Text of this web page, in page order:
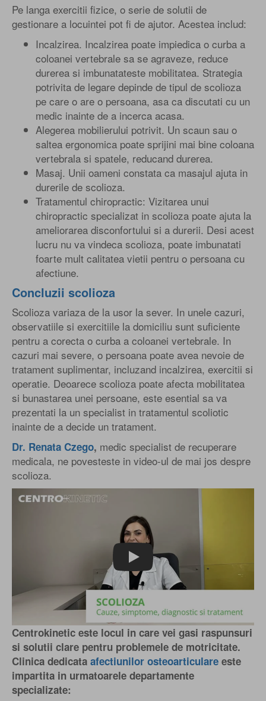
Pe langa exercitii fizice, o serie de solutii de
gestionare a locuintei pot fi de ajutor. Acestea includ:
Incalzirea. Incalzirea poate impiedica o curba a
coloanei vertebrale sa se agraveze, reduce
durerea si imbunatateste mobilitatea. Strategia
potrivita de legare depinde de tipul de scolioza
pe care o are o persoana, asa ca discutati cu un
medic inainte de a incerca acasa.
Alegerea mobilierului potrivit. Un scaun sau o
saltea ergonomica poate sprijini mai bine coloana
vertebrala si spatele, reducand durerea.
Masaj. Unii oameni constata ca masajul ajuta in
durerile de scolioza.
Tratamentul chiropractic: Vizitarea unui
chiropractic specializat in scolioza poate ajuta la
ameliorarea disconfortului si a durerii. Desi acest
lucru nu va vindeca scolioza, poate imbunatati
foarte mult calitatea vietii pentru o persoana cu
afectiune.
Concluzii scolioza
Scolioza variaza de la usor la sever. In unele cazuri,
observatiile si exercitiile la domiciliu sunt suficiente
pentru a corecta o curba a coloanei vertebrale. In
cazuri mai severe, o persoana poate avea nevoie de
tratament suplimentar, incluzand incalzirea, exercitii si
operatie. Deoarece scolioza poate afecta mobilitatea
si bunastarea unei persoane, este esential sa va
prezentati la un specialist in tratamentul scoliotic
inainte de a decide un tratament.
Dr. Renata Czego, medic specialist de recuperare
medicala, ne povesteste in video-ul de mai jos despre
scolioza.
Play
Centrokinetic este locul in care vei gasi raspunsuri
si solutii clare pentru problemele de motricitate.
Clinica dedicata afectiunilor osteoarticulare este
impartita in urmatoarele departamente
specializate: